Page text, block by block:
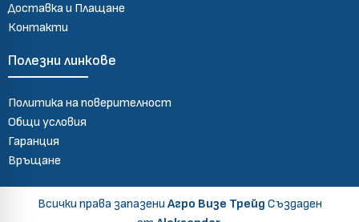
Доставка и Плащане
Контакти
Полезни линкове
Политика на поверителност
Общи условия
Гаранция
Връщане
Всички права запазениАгро Визе Трейд Създаден